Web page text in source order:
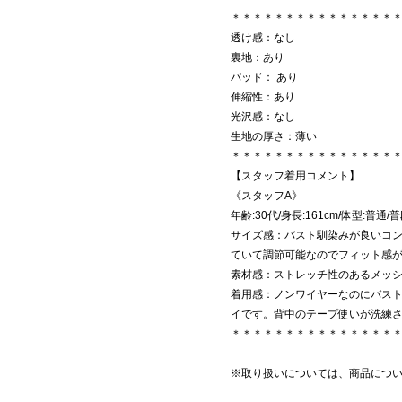
＊＊＊＊＊＊＊＊＊＊＊＊＊＊＊
透け感：なし
裏地：あり
パッド： あり
伸縮性：あり
光沢感：なし
生地の厚さ：薄い
＊＊＊＊＊＊＊＊＊＊＊＊＊＊＊
【スタッフ着用コメント】
《スタッフA》
年齢:30代/身長:161cm/体型:普通/
サイズ感：バスト馴染みが良いコ
ていて調節可能なのでフィット感
素材感：ストレッチ性のあるメ
着用感：ノンワイヤーなのにバス
イです。背中のテープ使いが洗練
＊＊＊＊＊＊＊＊＊＊＊＊＊＊＊
※取り扱いについては、商品につ